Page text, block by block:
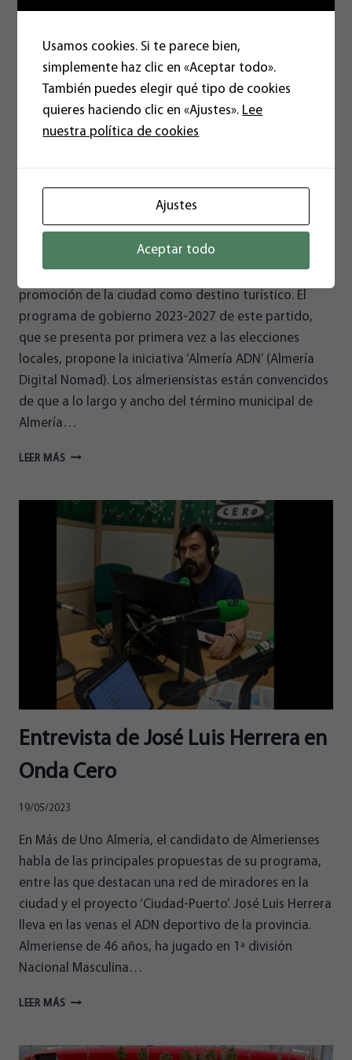
AHORRAR
1,8
MILLONES
Almerienses fomentará el turismo
para ‘nómadas digitales’
promoción de la ciudad como destino turístico. El
programa de gobierno 2023-2027 de este partido,
que se presenta por primera vez a las elecciones
locales, propone la iniciativa ‘Almería ADN’ (Almería
Digital Nomad). Los almeriensistas están convencidos
de que a lo largo y ancho del término municipal de
Almería…
LEER MÁS ALMERIENSES
TURISMO
PARA
Entrevista de José Luis Herrera en
Onda Cero
19/05/2023
En Más de Uno Almería, el candidato de Almerienses
habla de las principales propuestas de su programa,
entre las que destacan una red de miradores en la
ciudad y el proyecto ‘Ciudad-Puerto’. José Luis Herrera
lleva en las venas el ADN deportivo de la provincia.
Almeriense de 46 años, ha jugado en 1ª división
Nacional Masculina…
LEER MÁS ENTREVISTA
LUIS
Usamos cookies. Si te parece bien,
simplemente haz clic en «Aceptar todo».
También puedes elegir qué tipo de cookies
quieres haciendo clic en «Ajustes». Lee
nuestra política de cookies
Ajustes
Aceptar todo